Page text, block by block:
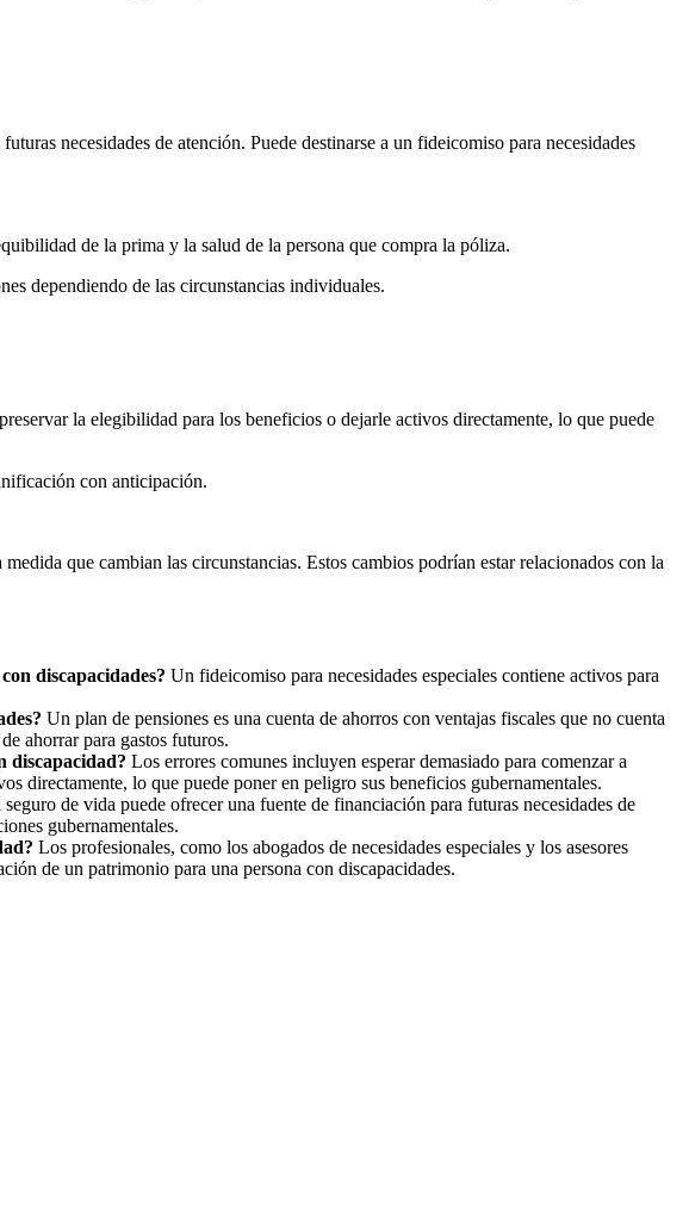
necesidades de atención. Puede destinarse a un fideicomiso para necesidades
de la prima y la salud de la persona que compra la póliza.
dependiendo de las circunstancias individuales.
la elegibilidad para los beneficios o dejarle activos directamente, lo que puede
con anticipación.
que cambian las circunstancias. Estos cambios podrían estar relacionados con la
discapacidades? Un fideicomiso para necesidades especiales contiene activos para
Un plan de pensiones es una cuenta de ahorros con ventajas fiscales que no cuenta
ahorrar para gastos futuros.
discapacidad? Los errores comunes incluyen esperar demasiado para comenzar a
directamente, lo que puede poner en peligro sus beneficios gubernamentales.
seguro de vida puede ofrecer una fuente de financiación para futuras necesidades de
gubernamentales.
Los profesionales, como los abogados de necesidades especiales y los asesores
de un patrimonio para una persona con discapacidades.